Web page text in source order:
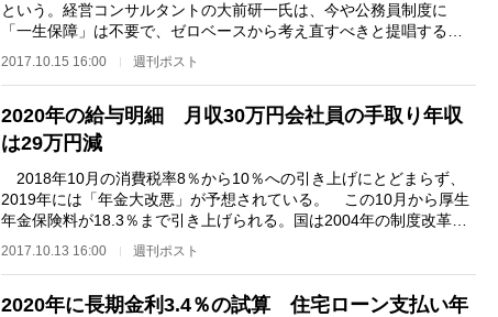
という。経営コンサルタントの大前研一氏は、今や公務員制度に
「一生保障」は不要で、ゼロベースから考え直すべきと提唱する。
それでも、もし公務員…
2017.10.15 16:00 週刊ポスト
2020年の給与明細 月収30万円会社員の手取り年収
は29万円減
2018年10月の消費税率8％から10％への引き上げにとどまらず、
2019年には「年金大改悪」が予想されている。 この10月から厚生
年金保険料が18.3％まで引き上げられる。国は2004年の制度改革
時、「保険料アップは20…
2017.10.13 16:00 週刊ポスト
2020年に長期金利3.4％の試算 住宅ローン支払い年